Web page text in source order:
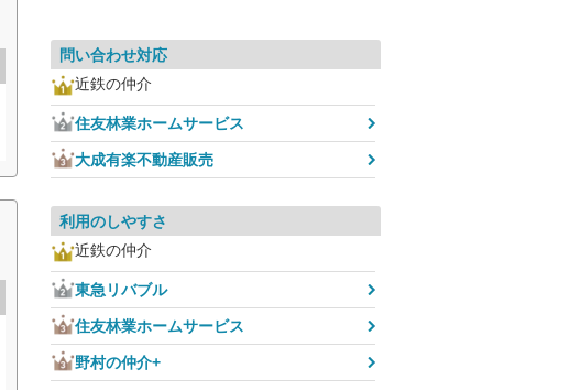
問い合わせ対応
近鉄の仲介
住友林業ホームサービス
大成有楽不動産販売
利用のしやすさ
近鉄の仲介
東急リバブル
住友林業ホームサービス
野村の仲介+